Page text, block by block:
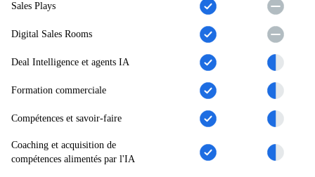
Sales Plays
Digital Sales Rooms
Deal Intelligence et agents IA
Formation commerciale
Compétences et savoir-faire
Coaching et acquisition de
compétences alimentés par l'IA